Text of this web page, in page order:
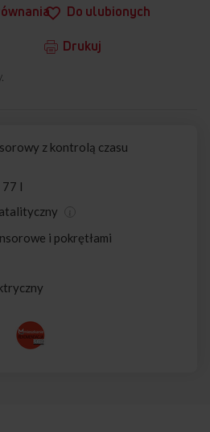
Do ulubionych
Drukuj
z kontrolą czasu
77 l
i pokrętłami